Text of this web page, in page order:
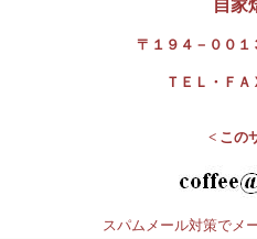
自家
〒１９４－００１
ＴＥＬ・Ｆ
< この
スパムメール対策でメ